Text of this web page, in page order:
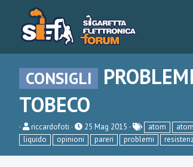
CONSIGLI
TOBECO
C
r
e
a
riccardofoti
D
a
t
a
25 Mag 2015 atom
liquido
opinioni pareri problemi